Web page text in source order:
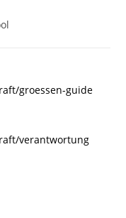
groessen-guide
verantwortung